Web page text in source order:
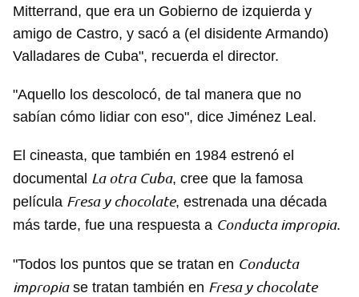
Mitterrand, que era un Gobierno de izquierda y
amigo de Castro, y sacó a (el disidente Armando)
Valladares de Cuba", recuerda el director.
"Aquello los descolocó, de tal manera que no
sabían cómo lidiar con eso", dice Jiménez Leal.
El cineasta, que también en 1984 estrenó el
documental La otra Cuba, cree que la famosa
película Fresa y chocolate, estrenada una década
más tarde, fue una respuesta a Conducta impropia.
"Todos los puntos que se tratan en Conducta
impropiase tratan también en Fresa y chocolate